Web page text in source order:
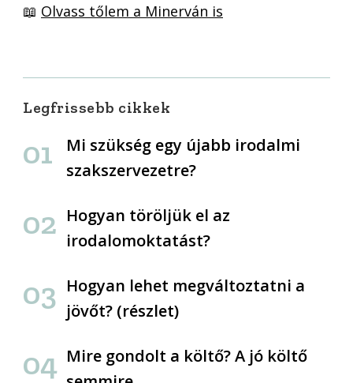
📖 Olvass tőlem a Minerván is
Legfrissebb cikkek
Mi szükség egy újabb irodalmi
szakszervezetre?
Hogyan töröljük el az
irodalomoktatást?
Hogyan lehet megváltoztatni a
jövőt? (részlet)
Mire gondolt a költő? A jó költő